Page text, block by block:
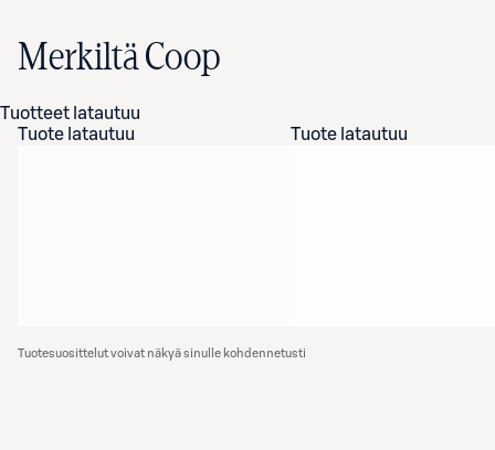
Merkiltä Coop
Tuotteet latautuu
Tuote latautuu
Tuote latautuu
Tuotesuosittelut voivat näkyä sinulle kohdennetusti